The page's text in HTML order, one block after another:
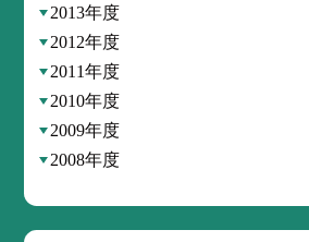
2013年度
2012年度
2011年度
2010年度
2009年度
2008年度